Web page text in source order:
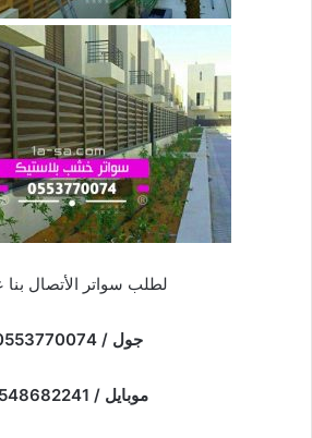
لطلب سواتر الأتصال
جول / 0553770074
موبايل / 0548682241